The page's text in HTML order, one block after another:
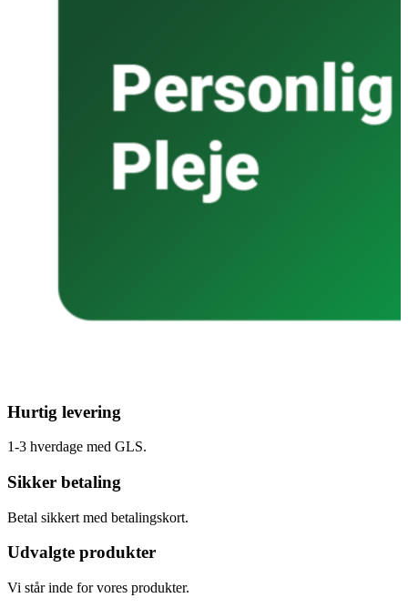
Hurtig levering
1-3 hverdage med GLS.
Sikker betaling
Betal sikkert med betalingskort.
Udvalgte produkter
Vi står inde for vores produkter.